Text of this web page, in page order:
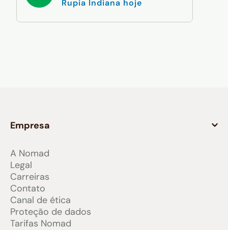
Rupia Indiana hoje
Empresa
A Nomad
Legal
Carreiras
Contato
Canal de ética
Proteção de dados
Tarifas Nomad